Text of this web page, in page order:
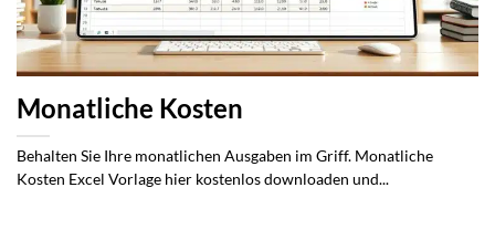
Monatliche Kosten
Behalten Sie Ihre monatlichen Ausgaben im Griff. Monatliche
Kosten Excel Vorlage hier kostenlos downloaden und...